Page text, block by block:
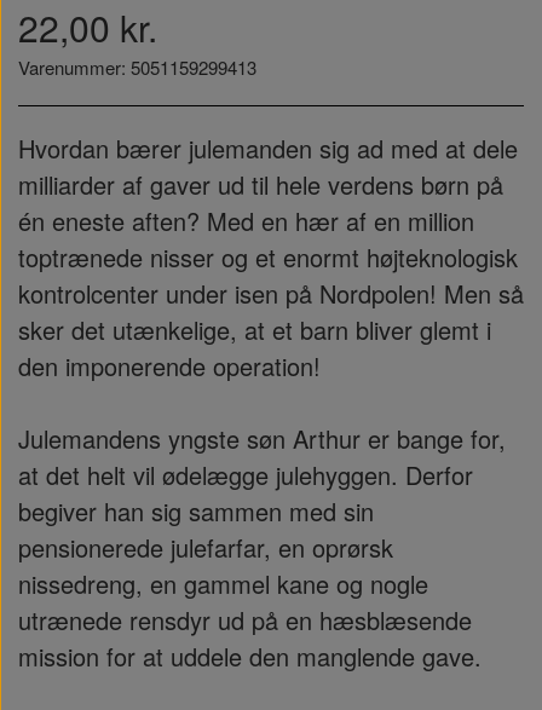
22,00 kr.
Varenummer: 5051159299413
Hvordan bærer julemanden sig ad med at dele
milliarder af gaver ud til hele verdens børn på
én eneste aften? Med en hær af en million
toptrænede nisser og et enormt højteknologisk
kontrolcenter under isen på Nordpolen! Men så
sker det utænkelige, at et barn bliver glemt i
den imponerende operation!
Julemandens yngste søn Arthur er bange for,
at det helt vil ødelægge julehyggen. Derfor
begiver han sig sammen med sin
pensionerede julefarfar, en oprørsk
nissedreng, en gammel kane og nogle
utrænede rensdyr ud på en hæsblæsende
mission for at uddele den manglende gave.